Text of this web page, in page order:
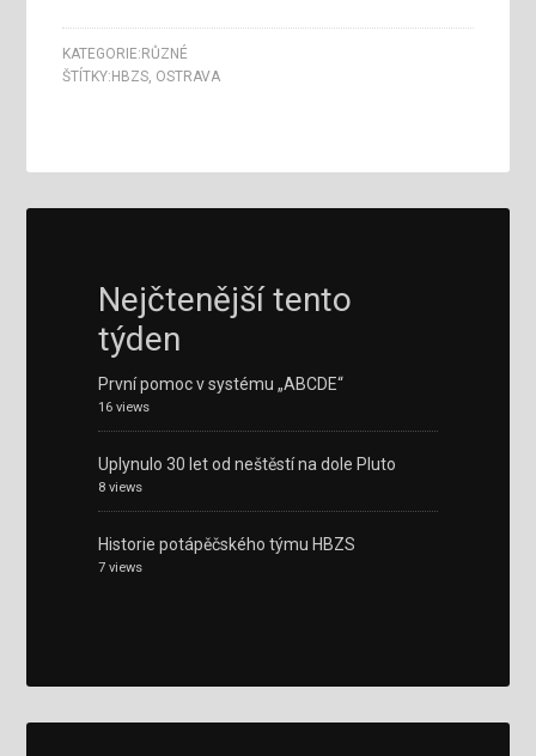
KATEGORIE:RŮZNÉ
ŠTÍTKY:HBZS OSTRAVA
Nejčtenější tento
týden
První pomoc v systému „ABCDE“
16 views
Uplynulo 30 let od neštěstí na dole Pluto
8 views
Historie potápěčského týmu HBZS
7 views